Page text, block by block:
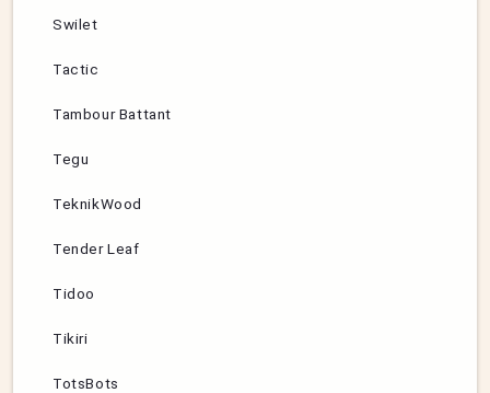
Swilet
Tactic
Tambour Battant
Tegu
TeknikWood
Tender Leaf
Tidoo
Tikiri
TotsBots